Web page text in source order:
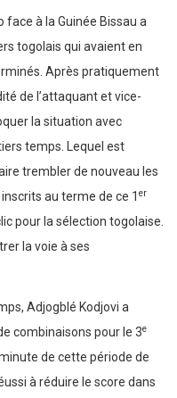
face à la Guinée Bissau a
togolais qui avaient en
Après pratiquement
de l’attaquant et vice-
la situation avec
temps. Lequel est
trembler de nouveau les
au terme de ce 1 er
pour la sélection togolaise.
la voie à ses
Adjogblé Kodjovi a
combinaisons pour le 3e
de cette période de
à réduire le score dans